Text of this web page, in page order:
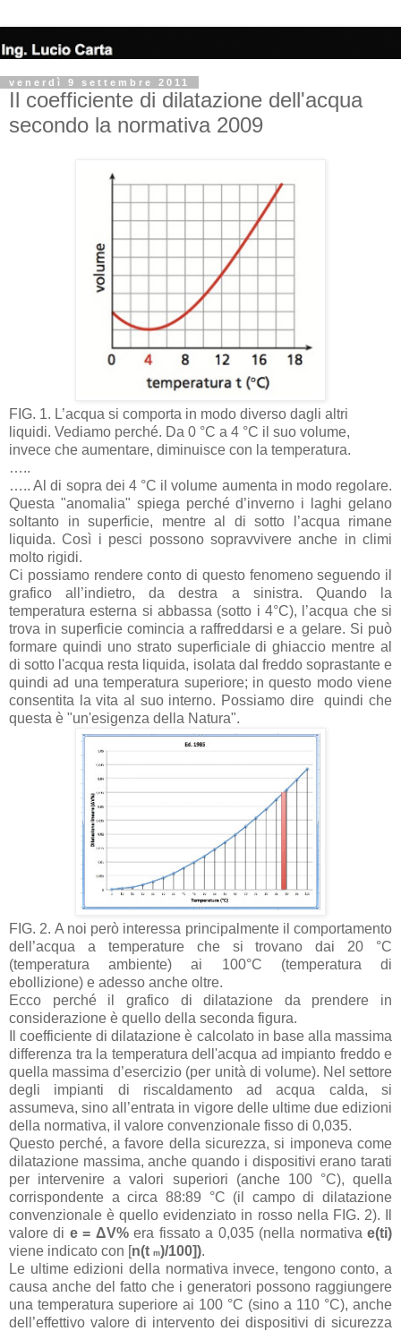
venerdì 9 settembre 2011
Il coefficiente di dilatazione dell'acqua
secondo la normativa 2009
FIG. 1. L’acqua si comporta in modo diverso dagli altri
liquidi. Vediamo perché. Da 0 °C a 4 °C il suo volume,
invece che aumentare, diminuisce con la temperatura.
…..
….. Al di sopra dei 4 °C il volume aumenta in modo regolare.
Questa "anomalia" spiega perché d’inverno i laghi gelano
soltanto in superficie, mentre al di sotto l’acqua rimane
liquida. Così i pesci possono sopravvivere anche in climi
molto rigidi.
Ci possiamo rendere conto di questo fenomeno seguendo il
grafico all’indietro, da destra a sinistra. Quando la
temperatura esterna si abbassa (sotto i 4°C), l’acqua che si
trova in superficie comincia a raffreddarsi e a gelare. Si può
formare quindi uno strato superficiale di ghiaccio mentre al
di sotto l'acqua resta liquida, isolata dal freddo soprastante e
quindi ad una temperatura superiore; in questo modo viene
consentita la vita al suo interno. Possiamo dire quindi che
questa è "un'esigenza della Natura".
FIG. 2. A noi però interessa principalmente il comportamento
dell’acqua a temperature che si trovano dai 20 °C
(temperatura ambiente) ai 100°C (temperatura di
ebollizione) e adesso anche oltre.
Ecco perché il grafico di dilatazione da prendere in
considerazione è quello della seconda figura.
Il coefficiente di dilatazione è calcolato in base alla massima
differenza tra la temperatura dell'acqua ad impianto freddo e
quella massima d’esercizio (per unità di volume). Nel settore
degli impianti di riscaldamento ad acqua calda, si
assumeva, sino all’entrata in vigore delle ultime due edizioni
della normativa, il valore convenzionale fisso di 0,035.
Questo perché, a favore della sicurezza, si imponeva come
dilatazione massima, anche quando i dispositivi erano tarati
per intervenire a valori superiori (anche 100 °C), quella
corrispondente a circa 88:89 °C (il campo di dilatazione
convenzionale è quello evidenziato in rosso nella FIG. 2). Il
valore di e = ΔV%era fissato a 0,035 (nella normativae(ti)
viene indicato con [n(t m)/100]).
Le ultime edizioni della normativa invece, tengono conto, a
causa anche del fatto che i generatori possono raggiungere
una temperatura superiore ai 100 °C (sino a 110 °C), anche
dell’effettivo valore di intervento dei dispositivi di sicurezza